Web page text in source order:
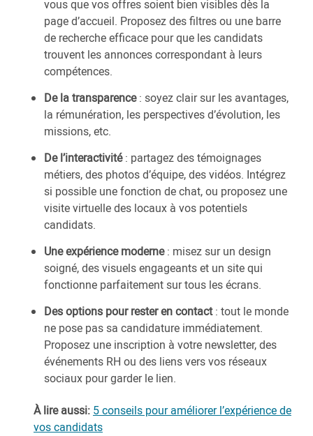
vous que vos offres soient bien visibles dès la
page d’accueil. Proposez des filtres ou une barre
de recherche efficace pour que les candidats
trouvent les annonces correspondant à leurs
compétences.
De la transparence: soyez clair sur les avantages,
la rémunération, les perspectives d’évolution, les
missions, etc.
De l’interactivité: partagez des témoignages
métiers, des photos d’équipe, des vidéos. Intégrez
si possible une fonction de chat, ou proposez une
visite virtuelle des locaux à vos potentiels
candidats.
Une expérience moderne: misez sur un design
soigné, des visuels engageants et un site qui
fonctionne parfaitement sur tous les écrans.
Des options pour rester en contact: tout le monde
ne pose pas sa candidature immédiatement.
Proposez une inscription à votre newsletter, des
événements RH ou des liens vers vos réseaux
sociaux pour garder le lien.
À lire aussi: 5 conseils pour améliorer l’expérience de
vos candidats